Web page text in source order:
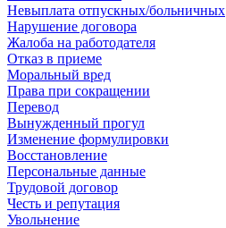
Невыплата отпускных/больничных
Нарушение договора
Жалоба на работодателя
Отказ в приеме
Моральный вред
Права при сокращении
Перевод
Вынужденный прогул
Изменение формулировки
Восстановление
Персональные данные
Трудовой договор
Честь и репутация
Увольнение